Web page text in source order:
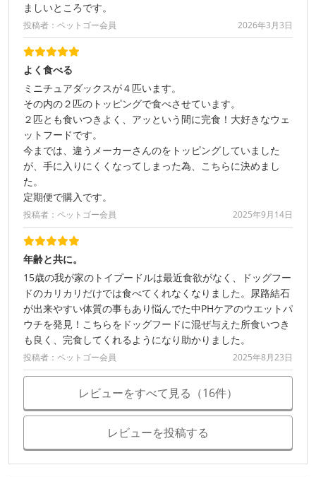
ましいところです。
投稿者：ペットゴー会員 2026年3月3日
よく食べる
ミニチュアダックスが４匹います。
その内の２匹のトッピングで食べさせています。
２匹とも食いつきよく、アッという間に完食！大好きなウェ
ットフードです。
今までは、違うメーカーさんのをトッピングしていました
が、手に入りにくくなってしまった為、こちらに決めまし
た。
定期便で購入です。
投稿者：ペットゴー会員 2025年9月14日
年齢と共に。
15歳の我が家のトイプードルは最近食欲がなく、ドッグフー
ドのカリカリだけでは食べてくれなくなりました。尿路結石
が出来やすい体質の事もあり悩んでた中PHケアのウエットパ
ウチを発見！こちらをドッグフードに混ぜ与えた所食いつき
も良く、完食してくれるようになり助かりました。
投稿者：ペットゴー会員 2025年8月23日
レビューをすべて見る（16件）
レビューを投稿する